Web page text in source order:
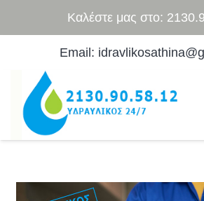
Καλέστε μας στο:
Email: